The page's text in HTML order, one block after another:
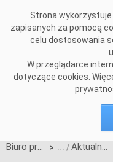
Strona
zapisanych za pomocą
celu dostosowania
W przeglądarce
dotyczące cookies.
Biuro prasowe > Aktualności